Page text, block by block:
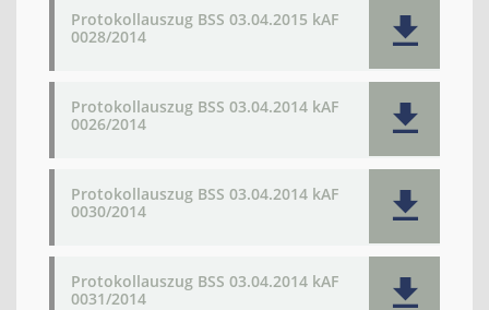
Protokollauszug BSS 03.04.2015 kAF
0028/2014
Protokollauszug BSS 03.04.2014 kAF
0026/2014
Protokollauszug BSS 03.04.2014 kAF
0030/2014
Protokollauszug BSS 03.04.2014 kAF
0031/2014